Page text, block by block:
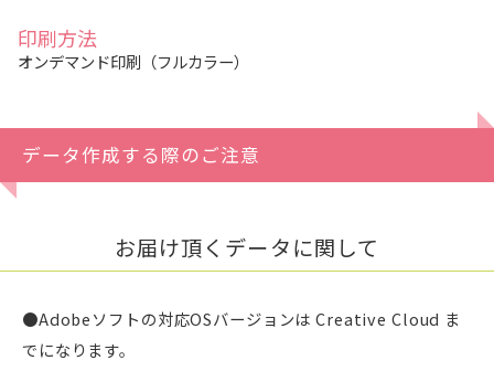
印刷方法
オンデマンド印刷（フルカラー）
データ作成する際のご注意
お届け頂くデータに関して
●Adobeソフトの対応OSバージョンは Creative Cloud ま
でになります。